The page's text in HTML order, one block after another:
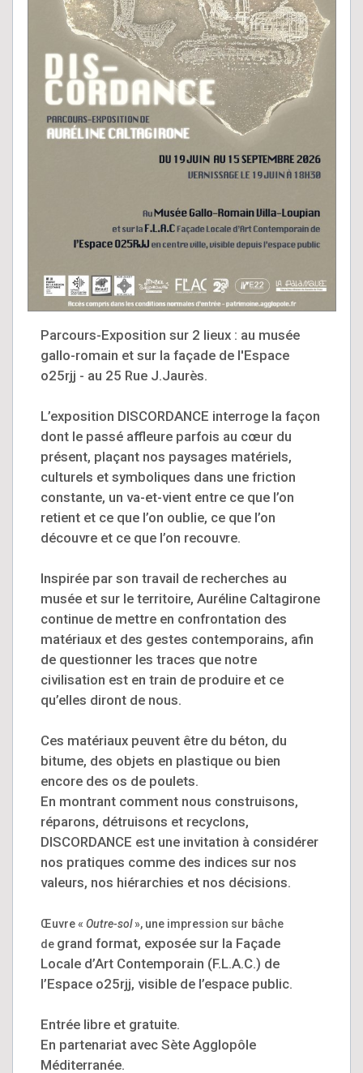
Parcours-Exposition sur 2 lieux : au musée
gallo-romain et sur la façade de l'Espace
o25rjj - au 25 Rue J.Jaurès.
L’exposition DISCORDANCE interroge la façon
dont le passé affleure parfois au cœur du
présent, plaçant nos paysages matériels,
culturels et symboliques dans une friction
constante, un va-et-vient entre ce que l’on
retient et ce que l’on oublie, ce que l’on
découvre et ce que l’on recouvre.
Inspirée par son travail de recherches au
musée et sur le territoire, Auréline Caltagirone
continue de mettre en confrontation des
matériaux et des gestes contemporains, afin
de questionner les traces que notre
civilisation est en train de produire et ce
qu’elles diront de nous.
Ces matériaux peuvent être du béton, du
bitume, des objets en plastique ou bien
encore des os de poulets.
En montrant comment nous construisons,
réparons, détruisons et recyclons,
DISCORDANCE est une invitation à considérer
nos pratiques comme des indices sur nos
valeurs, nos hiérarchies et nos décisions.
Œuvre « Outre-sol», une impression sur bâche
de grand format, exposée sur la Façade
Locale d’Art Contemporain (F.L.A.C.) de
l’Espace o25rjj, visible de l’espace public.
Entrée libre et gratuite.
En partenariat avec Sète Agglopôle
Méditerranée.